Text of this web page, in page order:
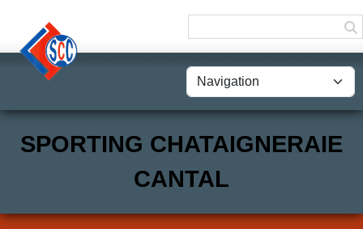
SPORTING CHATAIGNERAIE
CANTAL